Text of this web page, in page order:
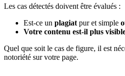
Les cas détectés doivent être évalués :
Est-ce un plagiat pur et simple
Votre contenu est-il plus
Quel que soit le cas de figure, il est
notoriété sur votre page.